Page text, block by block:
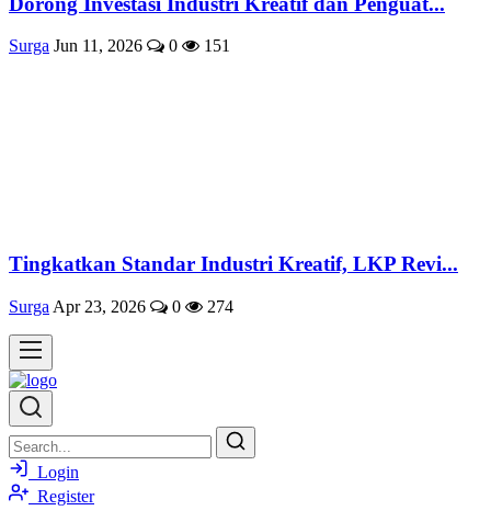
Surga Jun 11, 2026 0 151
Tingkatkan Standar Industri Kreatif, LKP Revi...
Surga Apr 23, 2026 0 274
Login
Register